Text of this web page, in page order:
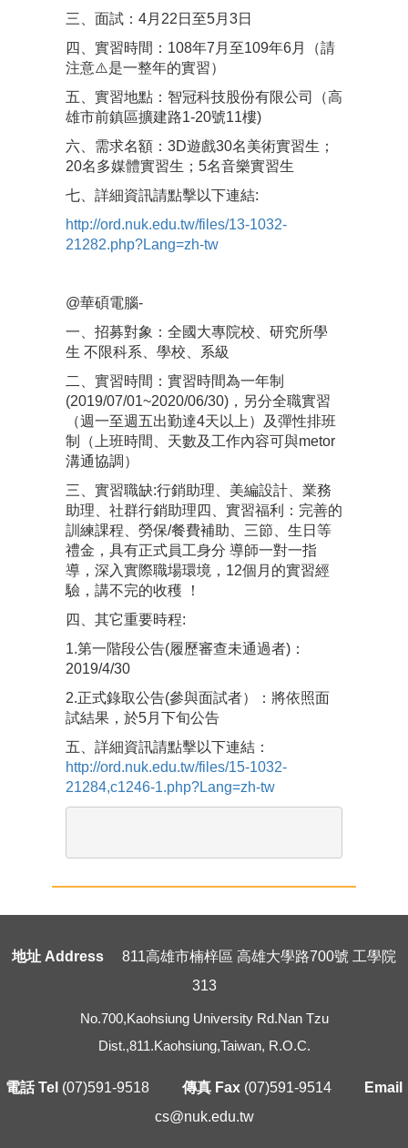
三、面試：4月22日至5月3日
四、實習時間：108年7月至109年6月（請
注意⚠️是一整年的實習）
五、實習地點：智冠科技股份有限公司（高
雄市前鎮區擴建路1-20號11樓)
六、需求名額：3D遊戲30名美術實習生；
20名多媒體實習生；5名音樂實習生
七、詳細資訊請點擊以下連結:
http://ord.nuk.edu.tw/files/13-1032-
21282.php?Lang=zh-tw
@華碩電腦-
一、招募對象：全國大專院校、研究所學
生 不限科系、學校、系級
二、實習時間：實習時間為一年制
(2019/07/01~2020/06/30)，另分全職實習
（週一至週五出勤達4天以上）及彈性排班
制（上班時間、天數及工作內容可與metor
溝通協調）
三、實習職缺:行銷助理、美編設計、業務
助理、社群行銷助理四、實習福利：完善的
訓練課程、勞保/餐費補助、三節、生日等
禮金，具有正式員工身分 導師一對一指
導，深入實際職場環境，12個月的實習經
驗，講不完的收穫 ！
四、其它重要時程:
1.第一階段公告(履歷審查未通過者)：
2019/4/30
2.正式錄取公告(參與面試者）：將依照面
試結果，於5月下旬公告
五、詳細資訊請點擊以下連結：
http://ord.nuk.edu.tw/files/15-1032-
21284,c1246-1.php?Lang=zh-tw
地址 Address 811高雄市楠梓區 高雄大學路700號 工學院
313
No.700,Kaohsiung University Rd.Nan Tzu
Dist.,811.Kaohsiung,Taiwan, R.O.C.
電話 Tel (07)591-9518 傳真 Fax (07)591-9514
Email
cs@nuk.edu.tw